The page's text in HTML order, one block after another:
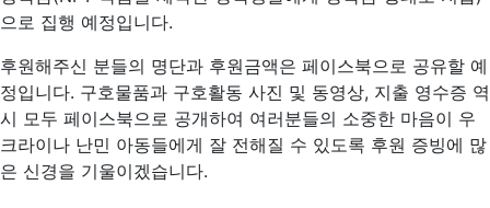
으로 집행 예정입니다.
후원해주신 분들의 명단과 후원금액은 페이스북으로 공유할 예
정입니다. 구호물품과 구호활동 사진 및 동영상, 지출 영수증 역
시 모두 페이스북으로 공개하여 여러분들의 소중한 마음이 우
크라이나 난민 아동들에게 잘 전해질 수 있도록 후원 증빙에 많
은 신경을 기울이겠습니다.